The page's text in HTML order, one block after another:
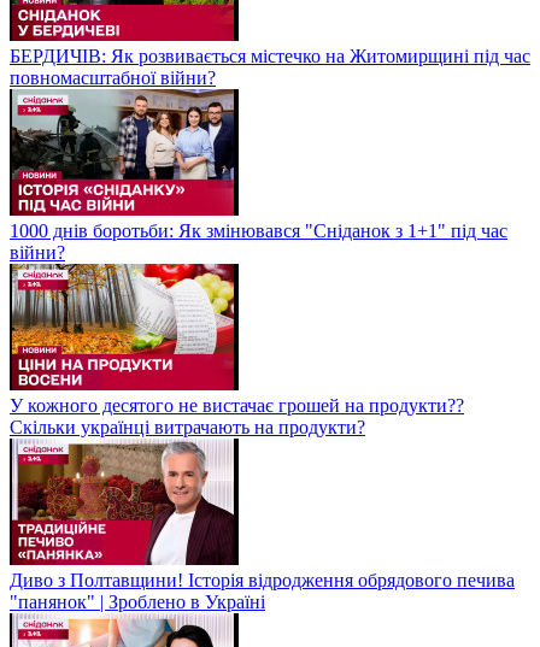
БЕРДИЧІВ: Як розвивається містечко на Житомирщині під час
повномасштабної війни?
1000 днів боротьби: Як змінювався "Сніданок з 1+1" під час
війни?
У кожного десятого не вистачає грошей на продукти??
Скільки українці витрачають на продукти?
Диво з Полтавщини! Історія відродження обрядового печива
"панянок" | Зроблено в Україні